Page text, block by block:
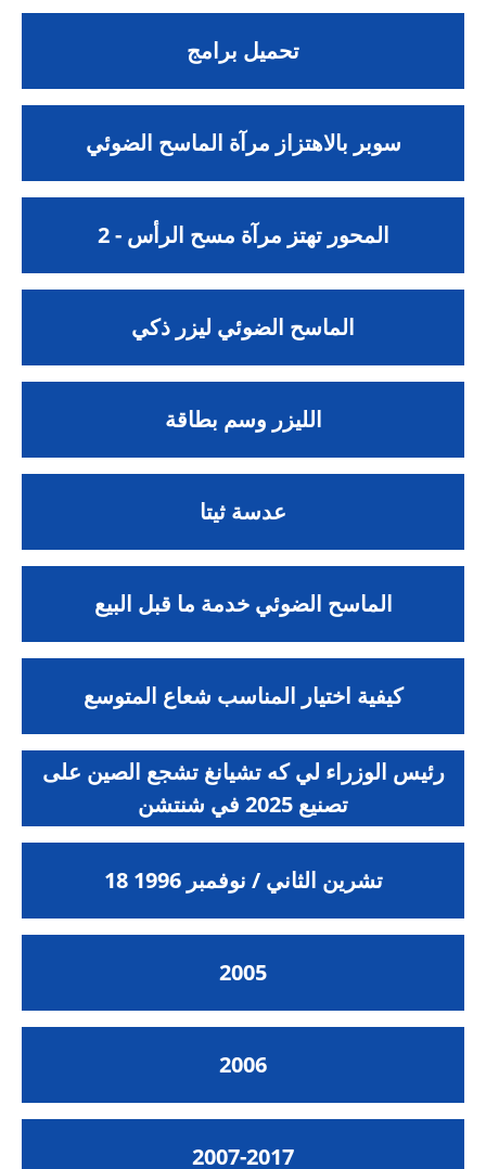
تحميل برامج
سوبر بالاهتزاز مرآة الماسح الضوئي
2 - المحور تهتز مرآة مسح الرأس
الماسح الضوئي ليزر ذكي
الليزر وسم بطاقة
عدسة ثيتا
الماسح الضوئي خدمة ما قبل البيع
كيفية اختيار المناسب شعاع المتوسع
رئيس الوزراء لي كه تشيانغ تشجع الصين على
تصنيع 2025 في شنتشن
18 تشرين الثاني / نوفمبر 1996
2005
2006
2007-2017